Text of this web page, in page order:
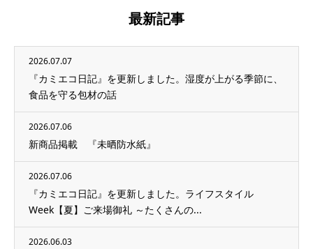
最新記事
2026.07.07
『カミエコ日記』を更新しました。湿度が上がる季節に、
食品を守る包材の話
2026.07.06
新商品掲載 『未晒防水紙』
2026.07.06
『カミエコ日記』を更新しました。ライフスタイル
Week【夏】ご来場御礼 ～たくさんの...
2026.06.03